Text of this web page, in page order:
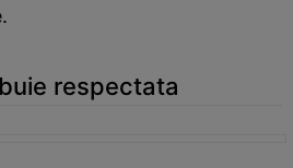
respectata